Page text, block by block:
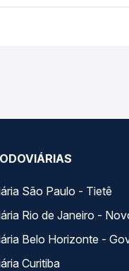
real e garante a
São Paulo - Tietê
Rio de Janeiro -
Belo Horizonte -
Curitiba